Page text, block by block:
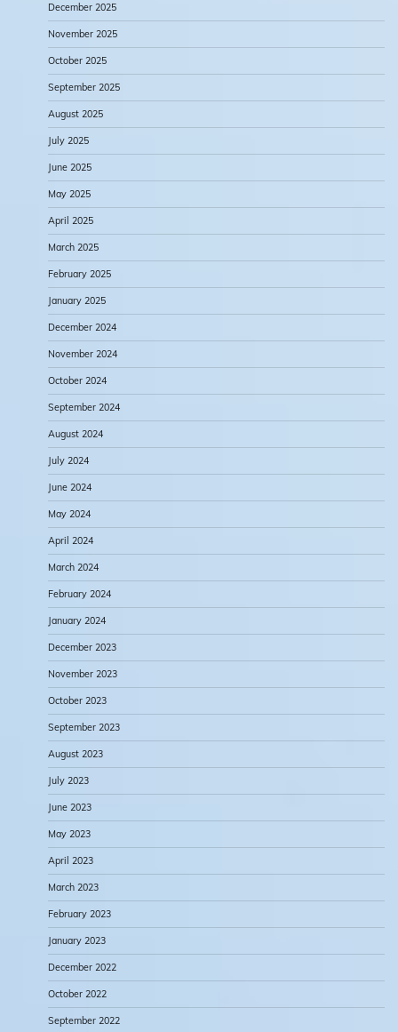
December 2025
November 2025
October 2025
September 2025
August 2025
July 2025
June 2025
May 2025
April 2025
March 2025
February 2025
January 2025
December 2024
November 2024
October 2024
September 2024
August 2024
July 2024
June 2024
May 2024
April 2024
March 2024
February 2024
January 2024
December 2023
November 2023
October 2023
September 2023
August 2023
July 2023
June 2023
May 2023
April 2023
March 2023
February 2023
January 2023
December 2022
October 2022
September 2022